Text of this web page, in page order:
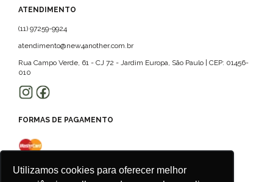
Utilizamos cookies para oferecer melhor
ATENDIMENTO
(11) 97259-9924
atendimento@new4another.com.br
Rua Campo Verde, 61 - CJ 72 - Jardim Europa, São Paulo | CEP: 01456-
010
FORMAS DE PAGAMENTO